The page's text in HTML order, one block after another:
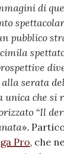
di
pubblico
serata
unica che
“Il
».
Pro, che